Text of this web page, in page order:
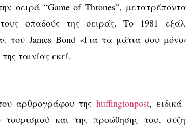
σειρά “Game of Thrones”,
οπαδούς της σειράς. Το 1981
του James Bond «Για τα μάτια σου
ταινίας εκεί.
αρθρογράφου της huffingtonpost,
τουρισμού και της προώθησης του,